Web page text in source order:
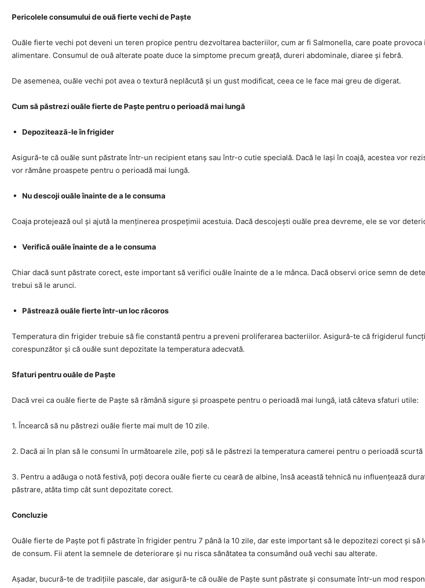
Pericolele consumului de ouă fierte vechi de Paște
Ouăle fierte vechi pot deveni un teren propice pentru dezvoltarea bacteriilor, cum ar fi Salmonella, care poate provoca
alimentare. Consumul de ouă alterate poate duce la simptome precum greață, dureri abdominale, diaree și febră.
De asemenea, ouăle vechi pot avea o textură neplăcută și un gust modificat, ceea ce le face mai greu de digerat.
Cum să păstrezi ouăle fierte de Paște pentru o perioadă mai lungă
Depozitează-le în frigider
Asigură-te că ouăle sunt păstrate într-un recipient etanș sau într-o cutie specială. Dacă le lași în coajă, acestea vor
vor rămâne proaspete pentru o perioadă mai lungă.
Nu descoji ouăle înainte de a le consuma
Coaja protejează oul și ajută la menținerea prospețimii acestuia. Dacă descojești ouăle prea devreme, ele se vor
Verifică ouăle înainte de a le consuma
Chiar dacă sunt păstrate corect, este important să verifici ouăle înainte de a le mânca. Dacă observi orice semn de
trebui să le arunci.
Păstrează ouăle fierte într-un loc răcoros
Temperatura din frigider trebuie să fie constantă pentru a preveni proliferarea bacteriilor. Asigură-te că frigiderul
corespunzător și că ouăle sunt depozitate la temperatura adecvată.
Sfaturi pentru ouăle de Paște
Dacă vrei ca ouăle fierte de Paște să rămână sigure și proaspete pentru o perioadă mai lungă, iată câteva sfaturi utile:
1. Încearcă să nu păstrezi ouăle fierte mai mult de 10 zile.
2. Dacă ai în plan să le consumi în următoarele zile, poți să le păstrezi la temperatura camerei pentru o perioadă scurtă
3. Pentru a adăuga o notă festivă, poți decora ouăle fierte cu ceară de albine, însă această tehnică nu influențează
păstrare, atâta timp cât sunt depozitate corect.
Concluzie
Ouăle fierte de Paște pot fi păstrate în frigider pentru 7 până la 10 zile, dar este important să le depozitezi corect și să
de consum. Fii atent la semnele de deteriorare și nu risca sănătatea ta consumând ouă vechi sau alterate.
Așadar, bucură-te de tradițiile pascale, dar asigură-te că ouăle de Paște sunt păstrate și consumate într-un mod